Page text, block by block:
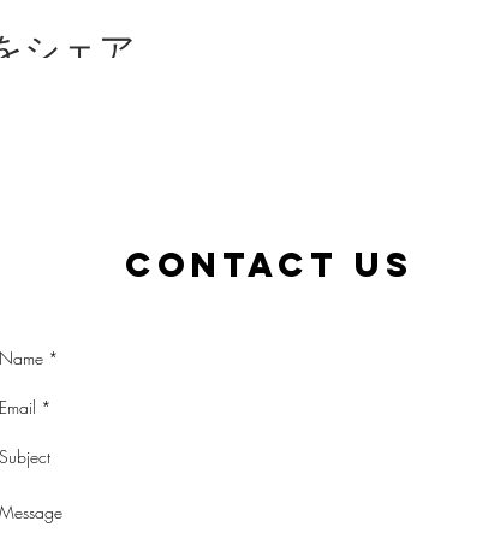
シェア
Contact Us